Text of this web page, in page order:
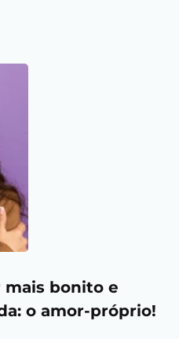
mais bonito e
o amor-próprio!